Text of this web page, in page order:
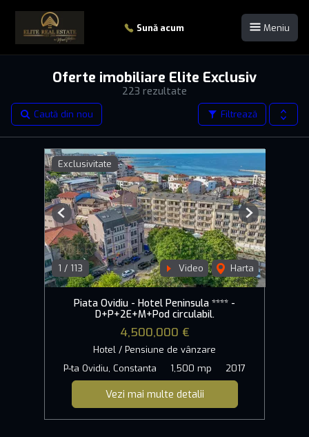
Sună acum Meniu
223 rezultate
Oferte imobiliare Elite Exclusiv
Filtrează
Caută din nou
Exclusivitate
1 / 113 Video Harta
Previous Next
Piata Ovidiu - Hotel Peninsula **** -
D+P+2E+M+Pod circulabil.
4,500,000 €
Hotel / Pensiune de vânzare
P-ta Ovidiu, Constanta
1,500 mp 2017
Vezi mai multe detalii